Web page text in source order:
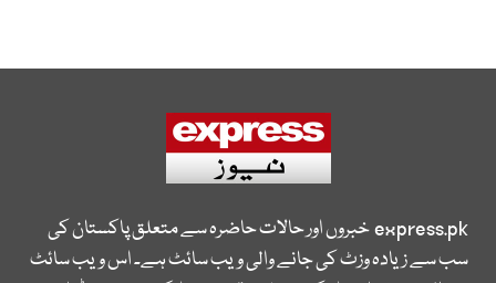
express.pkخبروں اور حالات حاضرہ سے متعلق پاکستان کی
سب سے زیادہ وزٹ کی جانے والی ویب سائٹ ہے۔ اس ویب سائٹ